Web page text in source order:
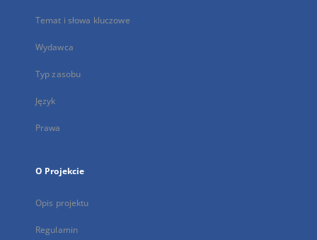
Temat i słowa kluczowe
Wydawca
Typ zasobu
Język
Prawa
O Projekcie
Opis projektu
Regulamin